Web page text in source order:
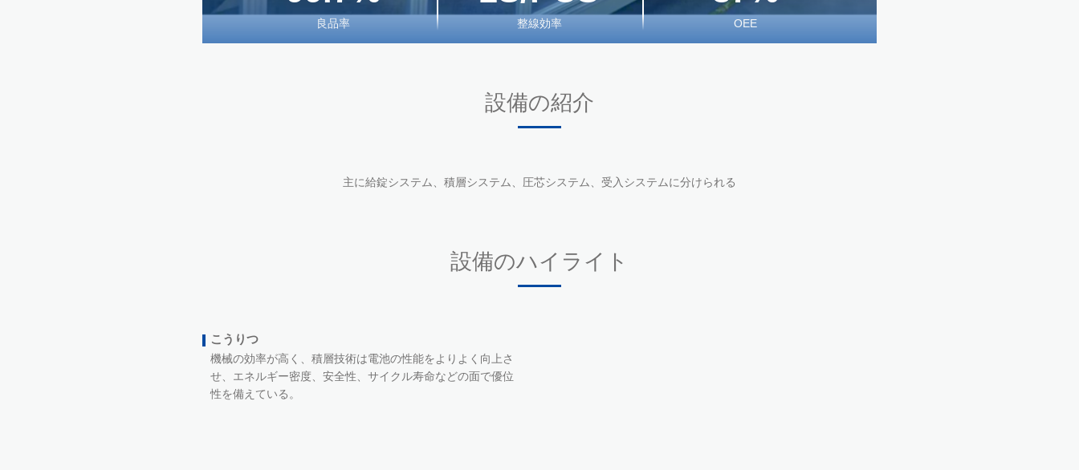
良品率 整線効率 OEE
設備の紹介
主に給錠システム、積層システム、圧芯システム、受入システムに分けられる
設備のハイライト
こうりつ
機械の効率が高く、積層技術は電池の性能をよりよく向上さ
せ、エネルギー密度、安全性、サイクル寿命などの面で優位
性を備えている。